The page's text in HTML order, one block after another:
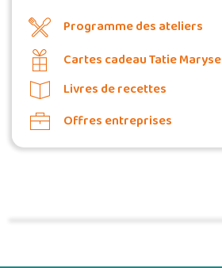
Programme des ateliers
Cartes cadeau Tatie Maryse
Livres de recettes
Offres entreprises